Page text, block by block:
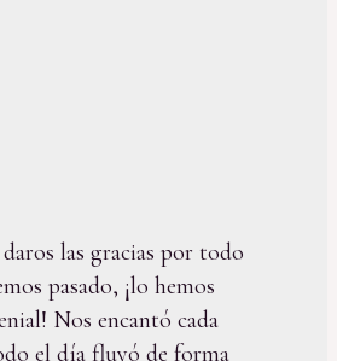
las gracias por todo
pasado, ¡lo hemos
Nos encantó cada
el día fluyó de forma